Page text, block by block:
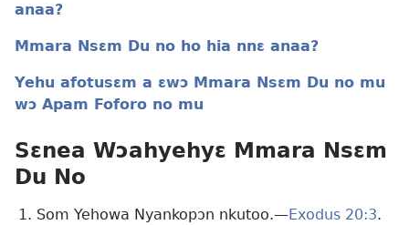
anaa?
Mmara Nsɛm Du no ho hia nnɛ anaa?
Yehu afotusɛm a ɛwɔ Mmara Nsɛm Du no mu
wɔ Apam Foforo no mu
Sɛnea Wɔahyehyɛ Mmara Nsɛm
Du No
Som Yehowa Nyankopɔn nkutoo.—Exodus 20:3.